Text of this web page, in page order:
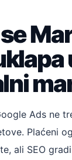
Ads ne
Plaćeni
ali SEO